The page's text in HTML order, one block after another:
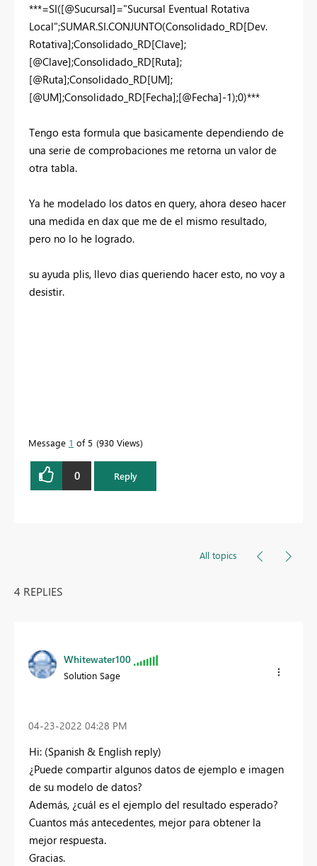
***=SI([@Sucursal]="Sucursal Eventual Rotativa
Local";SUMAR.SI.CONJUNTO(Consolidado_RD[Dev.
Rotativa];Consolidado_RD[Clave];
[@Clave];Consolidado_RD[Ruta];
[@Ruta];Consolidado_RD[UM];
[@UM];Consolidado_RD[Fecha];[@Fecha]-1);0)***
Tengo esta formula que basicamente dependiendo de
una serie de comprobaciones me retorna un valor de
otra tabla.
Ya he modelado los datos en query, ahora deseo hacer
una medida en dax que me de el mismo resultado,
pero no lo he logrado.
su ayuda plis, llevo dias queriendo hacer esto, no voy a
desistir.
Message 1 of 5 930 Views
0 Reply
All topics
4 REPLIES
Whitewater100
Solution Sage
‎04-23-2022 04:28 PM
Hi: (Spanish & English reply)
¿Puede compartir algunos datos de ejemplo e imagen
de su modelo de datos?
Además, ¿cuál es el ejemplo del resultado esperado?
Cuantos más antecedentes, mejor para obtener la
mejor respuesta.
Gracias.